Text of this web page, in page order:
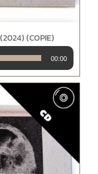
(COPIE)
00:00